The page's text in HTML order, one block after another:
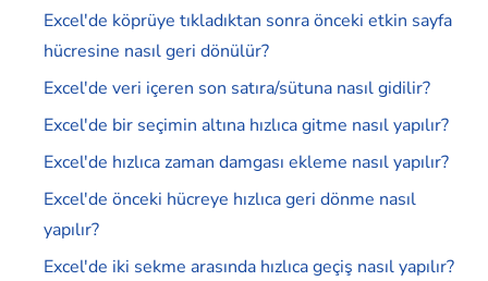
Excel'de köprüye tıkladıktan sonra önceki etkin sayfa
hücresine nasıl geri dönülür?
Excel'de veri içeren son satıra/sütuna nasıl gidilir?
Excel'de bir seçimin altına hızlıca gitme nasıl yapılır?
Excel'de hızlıca zaman damgası ekleme nasıl yapılır?
Excel'de önceki hücreye hızlıca geri dönme nasıl
yapılır?
Excel'de iki sekme arasında hızlıca geçiş nasıl yapılır?